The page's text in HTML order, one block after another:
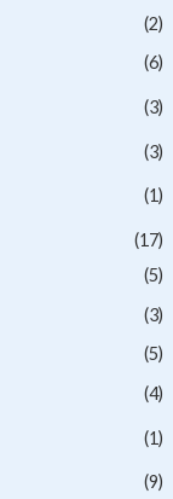
(2)
(6)
(3)
(3)
(1)
(17)
(5)
(3)
(5)
(4)
(1)
(9)